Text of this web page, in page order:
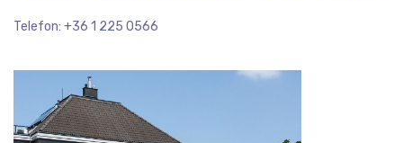
Telefon: +36 1 225 0566